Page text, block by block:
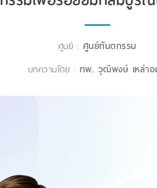
ศูนย์ : ศูนย์ทันตกรรม
บทความโดย : ทพ. วุฒิพงษ์ เหล่า